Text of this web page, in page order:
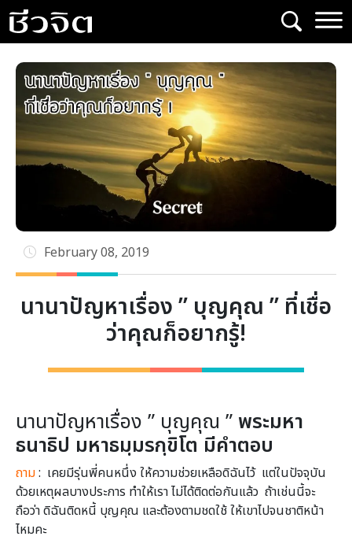
Skip
to
content
February 08, 2019
นานาปัญหาเรื่อง ” บุญคุณ ” ที่เชื่อ
ว่าคุณก็อยากรู้!
นานาปัญหาเรื่อง ” บุญคุณ ” พระมหา
ธนาธิป มหาธมฺมรกฺขิโต มีคำตอบ
ถาม: เคยมีรุ่นพี่คนหนึ่ง ให้ความช่วยเหลือดิฉันไว้ แต่ในปัจจุบัน
ด้วยเหตุผลบางประการ ทำให้เรา ไม่ได้ติดต่อกันแล้ว ถ้าเช่นนี้จะ
ถือว่า ดิฉันติดหนี้ บุญคุณ และต้องตามชดใช้ ให้เขาไปจนชาติหน้า
ไหมคะ